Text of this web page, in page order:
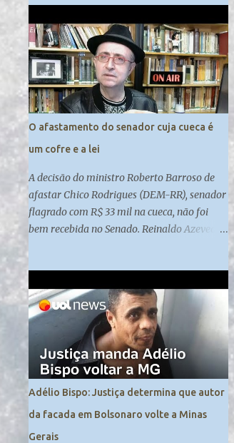
órgãos deve ser discutida sob diversas
perspectivas.
O afastamento do senador cuja cueca é
um cofre e a lei
A decisão do ministro Roberto Barroso de
afastar Chico Rodrigues (DEM-RR), senador
flagrado com R$ 33 mil na cueca, não foi
bem recebida no Senado. Reinaldo Azevedo
Adélio Bispo: Justiça determina que autor
da facada em Bolsonaro volte a Minas
Gerais